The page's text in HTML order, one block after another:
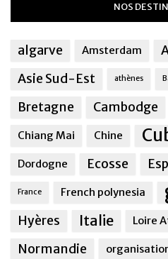
NOS
algarve Amsterdam
Asie Sud-Est
athènes
Bretagne Cambodge
Chiang Mai Chine
Dordogne Ecosse
France French polynesia
Hyères Italie Loire
Normandie